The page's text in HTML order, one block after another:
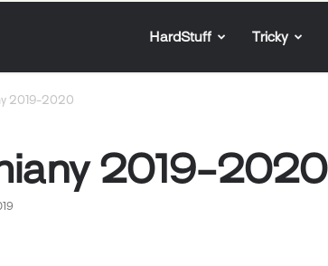
HardStuff Tricky
2019-2020
2019-2020